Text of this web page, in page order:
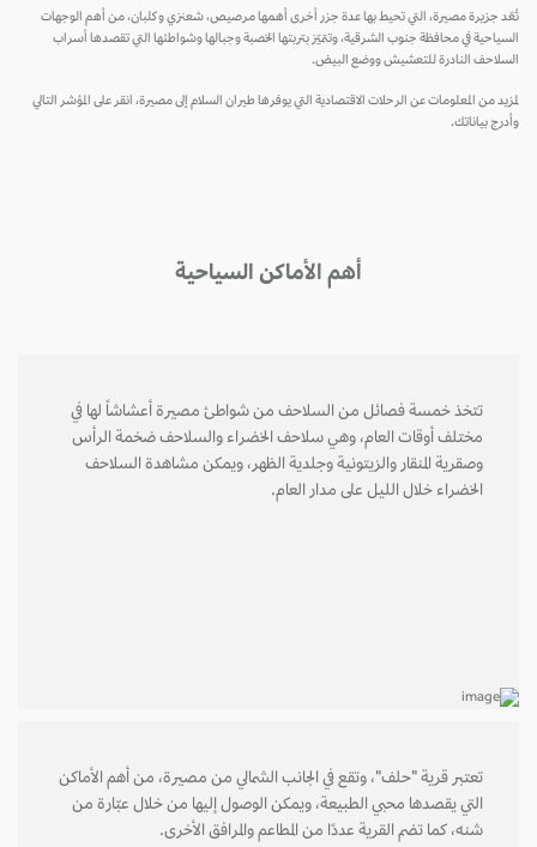
تُعّد جزيرة مصيرة، التي تحيط بها عدة جزر أخرى أهمها مرصيص، شعنزي وكلبان، من أهم الوجهات
السياحية في محافظة جنوب الشرقية، وتتميّز بتربتها الخصبة وجبالها وشواطئها التي تقصدها أسراب
السلاحف النادرة للتعشيش ووضع البيض.
لمزيد من المعلومات عن الرحلات الاقتصادية التي يوفرها طيران السلام إلى مصيرة، انقر على المؤشر التالي
وأدرج بياناتك.
أهم الأماكن السياحية
تتخذ خمسة فصائل من السلاحف من شواطئ مصيرة أعشاشاً لها في
مختلف أوقات العام، وهي سلاحف الخضراء والسلاحف ضخمة الرأس
وصقرية المنقار والزيتونية وجلدية الظهر، ويمكن مشاهدة السلاحف
الخضراء خلال الليل على مدار العام.
تعتبر قرية "حلف"، وتقع في الجانب الشمالي من مصيرة، من أهم الأماكن
التي يقصدها محبي الطبيعة، ويمكن الوصول إليها من خلال عبّارة من
شنه، كما تضم القرية عددًا من المطاعم والمرافق الأخرى.